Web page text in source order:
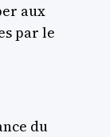
aux
par le
du